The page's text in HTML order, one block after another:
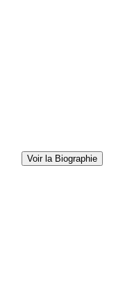
Voir la Biographie